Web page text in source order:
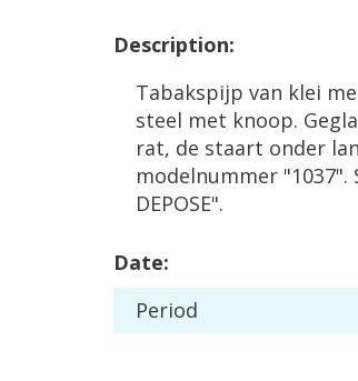
Description:
Tabakspijp van klei
steel met knoop.
rat, de staart onder
modelnummer "1037".
DEPOSE".
Date:
Period